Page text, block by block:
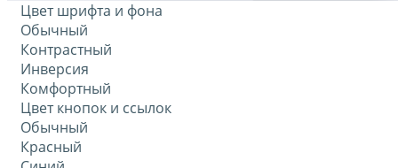
Цвет шрифта и фона
Обычный
Контрастный
Инверсия
Комфортный
Цвет кнопок и ссылок
Обычный
Красный